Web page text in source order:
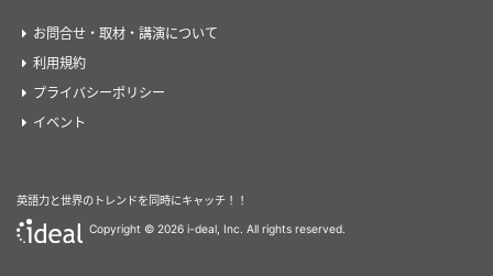
お問合せ・取材・講演について
利用規約
プライバシーポリシー
イベント
英語力と世界のトレンドを同時にキャッチ！！
Copyright © 2026 i-deal, Inc. All rights reserved.